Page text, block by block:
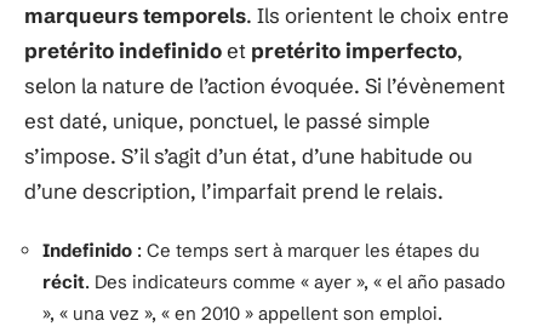
marqueurs temporels. Ils orientent le choix entre
pretérito indefinidoet pretérito imperfecto,
selon la nature de l’action évoquée. Si l’évènement
est daté, unique, ponctuel, le passé simple
s’impose. S’il s’agit d’un état, d’une habitude ou
d’une description, l’imparfait prend le relais.
Indefinido : Ce temps sert à marquer les étapes du
récit. Des indicateurs comme « ayer », « el año pasado
», « una vez », « en 2010 » appellent son emploi.